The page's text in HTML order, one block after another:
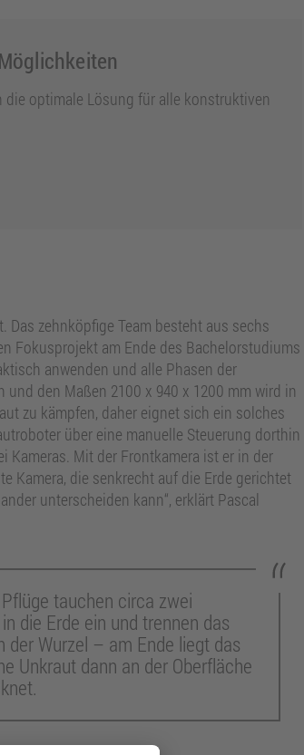
optimale Lösung für alle konstruktiven
zehnköpfige Team besteht aus sechs
Fokusprojekt am Ende des Bachelorstudiums
anwenden und alle Phasen der
den Maßen 2100 x 940 x 1200 mm wird in
zu kämpfen, daher eignet sich ein solches
über eine manuelle Steuerung dorthin
Kameras. Mit der Frontkamera ist er in der
Kamera, die senkrecht auf die Erde gerichtet
unterscheiden kann“, erklärt Pascal
tauchen circa zwei
die Erde ein und trennen das
der Wurzel – am Ende liegt das
Unkraut dann an der Oberfläche